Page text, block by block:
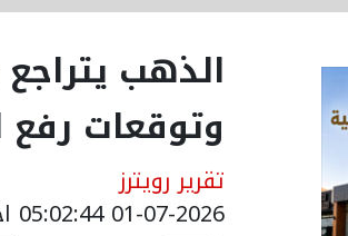
الذهب
وتوقعات رفع
تقرير رويترز
01-07-2026 05:02:44